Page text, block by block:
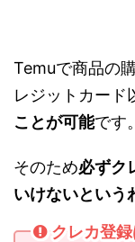
Temuで商品の
レジットカード
ことが可能です。
そのため必ずク
いけないという
クレカ登